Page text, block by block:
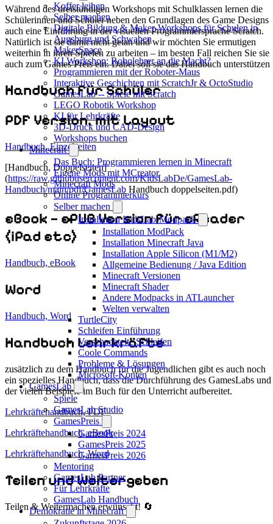
Koffer leihen
Selber machen
Digitale Bildung & Maker-Workshops für Schulen in
Augsburg und Schwaben
MakerSpace
KI Workshop: Robolehrer an die Macht?
Programmieren mit der Roboter-Maus
Interaktive Geschichten mit ScratchJr & OctoStudio
GamesLab -- Spiele mit Scratch
LEGO Robotik Workshop
KI für Lehrkräfte
3D-Druck und CAD-Design
Workshops buchen
Minecraft
Das Buch: Programmieren lernen in Minecraft
Eigene Mods mit MCreator
Minecraft Mods
Online Programmierkurs
Selber machen
Installation KidsLab-Modpack
Installation ModPack
Installation Minecraft Java
Installation Apple Silicon (M1/M2)
Allgemeine Bedienung / Java Edition
Minecraft Versionen
Minecraft Shader
Andere Modpacks in ATLauncher
Welten verwalten
TurtleCity
Schleifen Einführung
Verschachtelte Schleifen
Coole Commands
Probleme & Lösungen
Microsoft-Konten
GamesLab
Spiele
GamesLab Studio
GamesPreis
GamesPreis 2024
GamesPreis 2025
GamesPreis 2026
Mentoring
GamesLab Partner
Für Lehrkräfte
GamesLab Handbuch
Demokratie in Minecraft
Während des dreistündigen Workshops mit Schulklassen lernen die
Schülerinnen und Schüler neben den Grundlagen des Game Designs
auch eine Einführung in der visuellen Programmiersprache Scratch.
Natürlich ist sie damit nicht getan und wir möchten Sie ermutigen
weiterhin in ihren Spielen zu arbeiten – im besten Fall reichen Sie sie
auch zum Games Preis ein. Dabei soll sie das Handbuch unterstützen
Handbuch für Schüler
PDF Version, mit Layout
Handbuch, Einzelseiten
[Handbuch, Doppelseiten]
(https://raw.githubusercontent.com/KidsLabDe/GamesLab-
Handbuch/main/pdf/GamesLab Handbuch doppelseiten.pdf)
eBook – ePUB Version für eReader
(iPad etc)
Handbuch, eBook
Word
Handbuch, Word
Handbuch Lehrkräfte
zusätzlich zu dem Handbuch für die Jugendlichen gibt es auch noch
ein spezielles Handbuch, dass die Durchführung des GamesLabs und
der vielen Beispiele im Buch für den Unterricht aufbereitet.
Lehrkräftehandbuch, PDF
Lehrkräftehandbuch, eBook
Lehrkräftehandbuch, Word
Teilen und Weitergeben
Teilen & Weitermachen erwünscht! 🔄